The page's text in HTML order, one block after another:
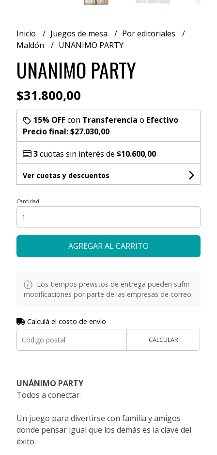
Inicio Juegos de mesa
Por editoriales
Maldón
UNANIMO PARTY
UNANIMO PARTY
$31.800,00
15% OFFcon Transferencia o Efectivo
Precio final:$27.030,00
3cuotas sin interés de $10.600,00
Ver cuotas y descuentos
Cantidad
AGREGAR AL CARRITO
Los tiempos previstos de entrega pueden sufrir
modificaciones por parte de las empresas de correo.
Calculá el costo de envío
CALCULAR
UNÁNIMO PARTY
Todos a conectar.
Un juego para divertirse con familia y amigos
donde pensar igual que los demás es la clave del
éxito.